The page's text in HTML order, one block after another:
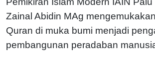
Zainal Abidin MAg
Quran di muka bumi menjadi
pembangunan peradaban